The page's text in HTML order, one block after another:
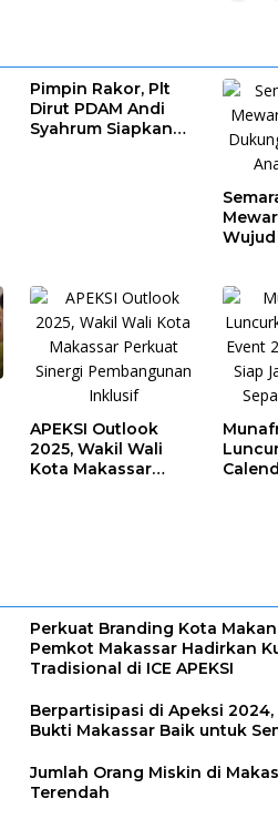
Pimpin Rakor, Plt
Dirut PDAM Andi
Syahrum Siapkan
APEKSI Outlook
2025, Wakil Wali
Kota Makassar
Perkuat Branding Kota
Pemkot Makassar Hadirkan
Tradisional di ICE APEKSI
Berpartisipasi di Apeksi 2024,
Bukti Makassar Baik untuk
Jumlah Orang Miskin di
Terendah